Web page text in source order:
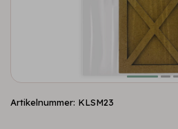
Artikelnummer: KLSM23